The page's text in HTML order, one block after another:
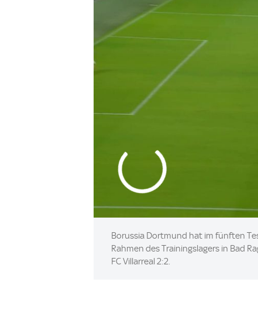
Borussia Dortmund hat im fünften
Rahmen des Trainingslagers in Bad
FC Villarreal 2:2.